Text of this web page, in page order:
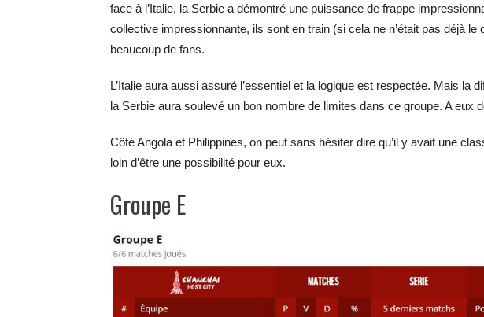
face à l’Italie, la Serbie a démontré une puissance de frappe
collective impressionnante, ils sont en train (si cela ne n’était pas déjà
beaucoup de fans.
L’Italie aura aussi assuré l’essentiel et la logique est respectée. Mais la
la Serbie aura soulevé un bon nombre de limites dans ce groupe. A eux
Côté Angola et Philippines, on peut sans hésiter dire qu’il y avait une
loin d’être une possibilité pour eux.
Groupe E